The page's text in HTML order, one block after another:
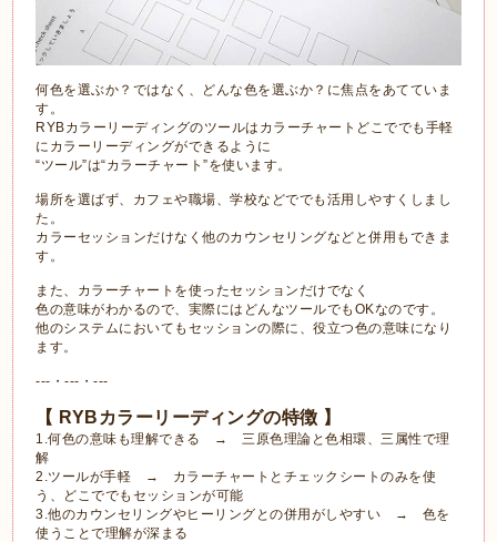
何色を選ぶか？ではなく、どんな色を選ぶか？に焦点をあてていま
す。
RYBカラーリーディングのツールはカラーチャートどこででも手軽
にカラーリーディングができるように
“ツール”は“カラーチャート”を使います。
場所を選ばず、カフェや職場、学校などででも活用しやすくしまし
た。
カラーセッションだけなく他のカウンセリングなどと併用もできま
す。
また、カラーチャートを使ったセッションだけでなく
色の意味がわかるので、実際にはどんなツールでもOKなのです。
他のシステムにおいてもセッションの際に、役立つ色の意味になり
ます。
---・---・---
【 RYBカラーリーディングの特徴 】
1.何色の意味も理解できる → 三原色理論と色相環、三属性で理
解
2.ツールが手軽 → カラーチャートとチェックシートのみを使
う、どこででもセッションが可能
3.他のカウンセリングやヒーリングとの併用がしやすい → 色を
使うことで理解が深まる